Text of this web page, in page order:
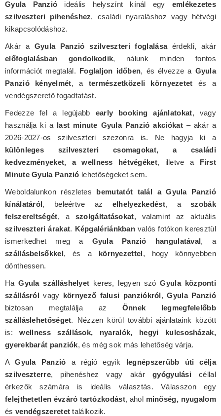
Gyula Panzió ideális helyszínt kínál egy emlékezetes
szilveszteri pihenéshez, családi nyaraláshoz vagy hétvégi
kikapcsolódáshoz.
Akár a Gyula Panzió szilveszteri foglalásaérdekli, akár
előfoglalásban gondolkodik, nálunk minden fontos
információt megtalál. Foglaljon időben, és élvezze a Gyula
Panzió kényelmét, a természetközeli környezetet és a
vendégszerető fogadtatást.
Fedezze fel a legújabb early booking ajánlatokat, vagy
használja ki a last minute Gyula Panzió akciókat– akár a
2026-2027-os szilveszteri szezonra is. Ne hagyja ki a
különleges szilveszteri csomagokat, a családi
kedvezményeket, a wellness hétvégéket, illetve a First
Minute Gyula Panzió lehetőségeket sem.
Weboldalunkon részletes bemutatót talál a Gyula Panzió
kínálatáról, beleértve az elhelyezkedést, aszobák
felszereltségét, a szolgáltatásokat, valamint az aktuális
szilveszteri árakat. Képgalériánkban valós fotókon keresztül
ismerkedhet meg a Gyula Panzió hangulatával, a
szállásbelsőkkel, és a környezettel, hogy könnyebben
dönthessen.
HaGyula szálláshelyet keres, legyen szóGyula központi
szállásról vagy környező falusi panziókról,Gyula Panzió
biztosan megtalálja az Önnek legmegfelelőbb
szálláslehetőséget. Nézzen körül további ajánlataink között
is:wellness szállások, nyaralók, hegyi kulcsosházak,
gyerekbarát panziók, és még sok más lehetőség várja.
AGyula Panzió a régió egyik legnépszerűbb úti célja
szilveszterre, pihenéshez vagy akárgyógyulási céllal
érkezők számára is ideális választás. Válasszon egy
felejthetetlen évzáró tartózkodást, ahol minőség, nyugalom
és vendégszeretet találkozik.